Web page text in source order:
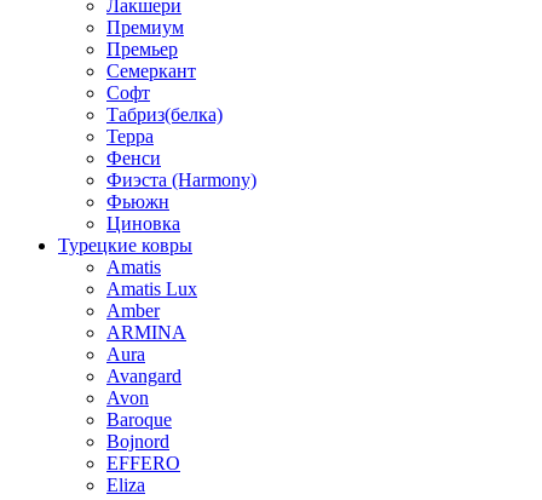
Лакшери
Премиум
Премьер
Семеркант
Софт
Табриз(белка)
Терра
Фенси
Фиэста (Harmony)
Фьюжн
Циновка
Турецкие ковры
Amatis
Amatis Lux
Amber
ARMINA
Aura
Avangard
Avon
Baroque
Bojnord
EFFERO
Eliza